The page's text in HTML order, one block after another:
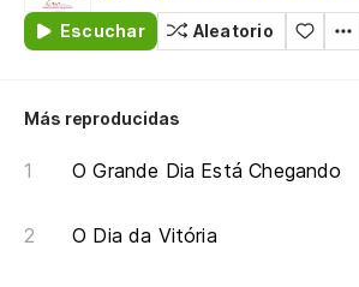
Escuchar Aleatorio
Más reproducidas
O Grande Dia Está Chegando
O Dia da Vitória